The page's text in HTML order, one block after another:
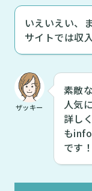
いえいえい、
サイトでは収
ザッキー
素敵
人気
詳し
も
です！